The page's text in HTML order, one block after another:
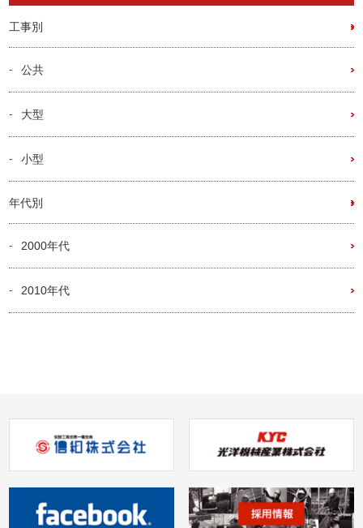
工事別
公共
大型
小型
年代別
2000年代
2010年代